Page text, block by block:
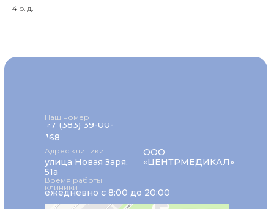
4 р. д.
+7 (383) 39-00-
168
Наш номер
ежедневно с 8:00 до 20:00
Время работы
клиники
Адрес клиники
улица Новая Заря,
51а
ООО
«ЦЕНТРМЕДИКАЛ»